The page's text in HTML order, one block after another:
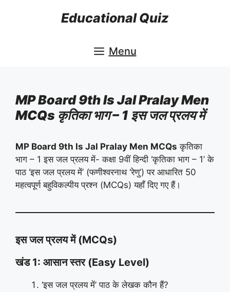
Educational Quiz
Menu
MP Board 9th Is Jal Pralay Men
MCQs कृतिका भाग – 1 इस जल प्रलय में
MP Board 9th Is Jal Pralay Men MCQs कृतिका
भाग – 1 इस जल प्रलय में- कक्षा 9वीं हिन्दी ‘कृतिका भाग – 1’ के
पाठ ‘इस जल प्रलय में’ (फणीश्वरनाथ ‘रेणु’) पर आधारित 50
महत्वपूर्ण बहुविकल्पीय प्रश्न (MCQs) यहाँ दिए गए हैं।
इस जल प्रलय में (MCQs)
खंड 1: आसान स्तर (Easy Level)
‘इस जल प्रलय में’ पाठ के लेखक कौन हैं?